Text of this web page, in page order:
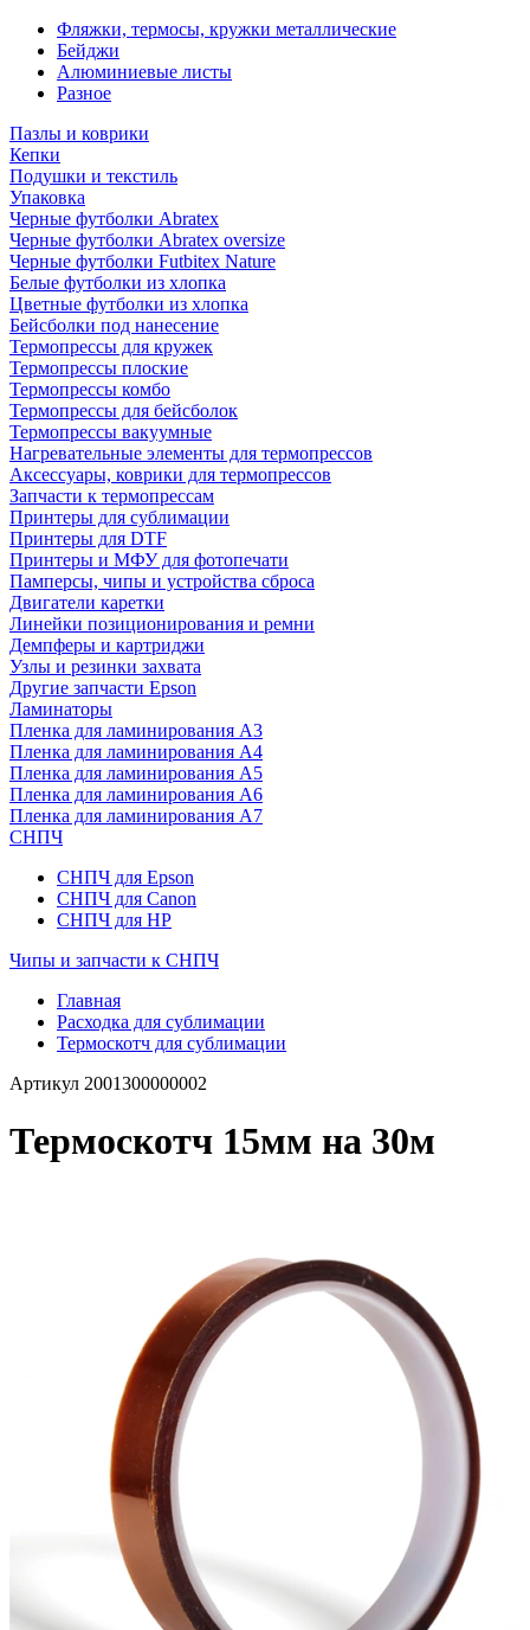
Фляжки, термосы, кружки металлические
Бейджи
Алюминиевые листы
Разное
Пазлы и коврики
Кепки
Подушки и текстиль
Упаковка
Черные футболки Abratex
Черные футболки Abratex oversize
Черные футболки Futbitex Nature
Белые футболки из хлопка
Цветные футболки из хлопка
Бейсболки под нанесение
Термопрессы для кружек
Термопрессы плоские
Термопрессы комбо
Термопрессы для бейсболок
Термопрессы вакуумные
Нагревательные элементы для термопрессов
Аксессуары, коврики для термопрессов
Запчасти к термопрессам
Принтеры для сублимации
Принтеры для DTF
Принтеры и МФУ для фотопечати
Памперсы, чипы и устройства сброса
Двигатели каретки
Линейки позиционирования и ремни
Демпферы и картриджи
Узлы и резинки захвата
Другие запчасти Epson
Ламинаторы
Пленка для ламинирования А3
Пленка для ламинирования А4
Пленка для ламинирования А5
Пленка для ламинирования А6
Пленка для ламинирования А7
СНПЧ
СНПЧ для Epson
СНПЧ для Canon
СНПЧ для HP
Чипы и запчасти к СНПЧ
Главная
Расходка для сублимации
Термоскотч для сублимации
Артикул 2001300000002
Термоскотч 15мм на 30м